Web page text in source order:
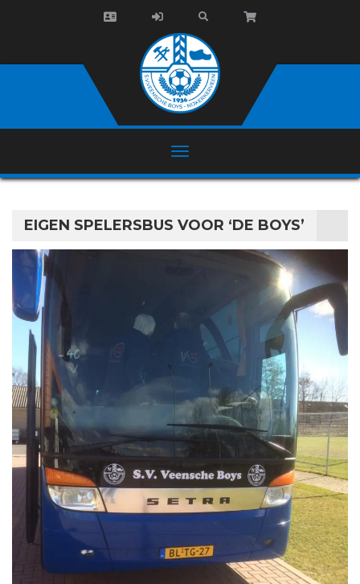
EIGEN SPELERSBUS VOOR ‘DE BOYS’